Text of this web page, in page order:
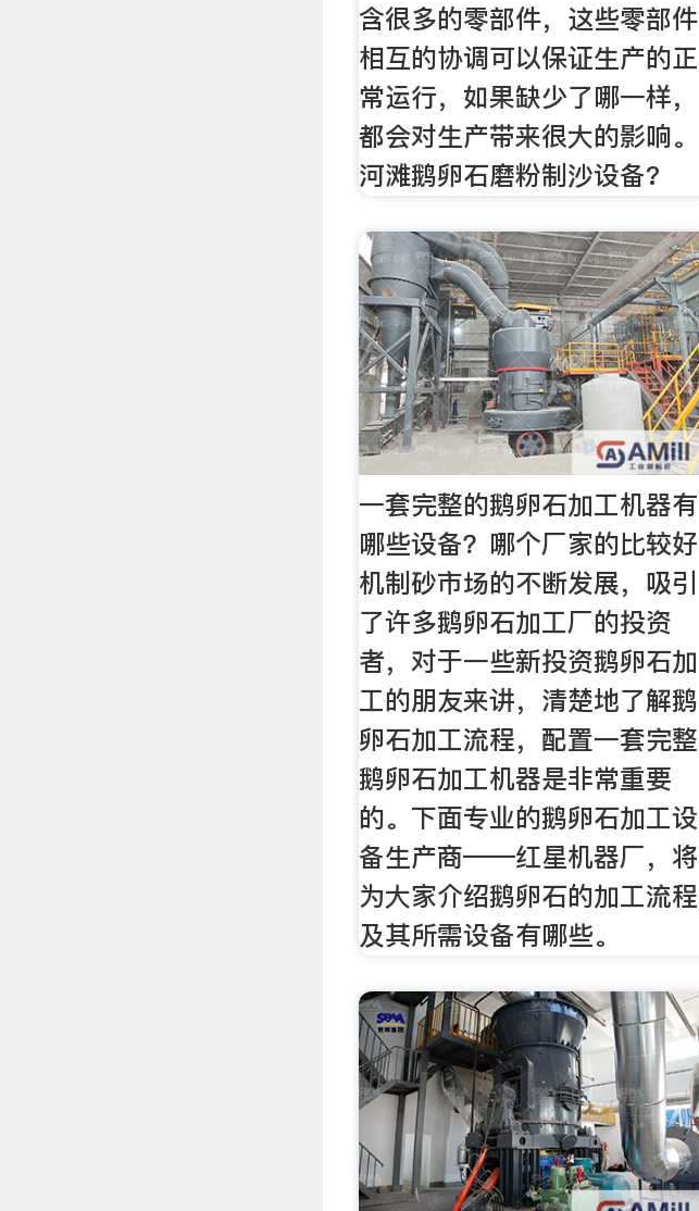
含很多的零部件，这些零部件
相互的协调可以保证生产的正
常运行，如果缺少了哪一样，
都会对生产带来很大的影响。
河滩鹅卵石磨粉制沙设备?
一套完整的鹅卵石加工机器有
哪些设备？哪个厂家的比较好
机制砂市场的不断发展，吸引
了许多鹅卵石加工厂的投资
者，对于一些新投资鹅卵石加
工的朋友来讲，清楚地了解鹅
卵石加工流程，配置一套完整
鹅卵石加工机器是非常重要
的。下面专业的鹅卵石加工设
备生产商——红星机器厂，将
为大家介绍鹅卵石的加工流程
及其所需设备有哪些。